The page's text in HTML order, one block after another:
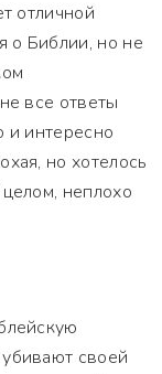
отличной
о Библии, но не
все ответы
и интересно
но хотелось
неплохо
своей